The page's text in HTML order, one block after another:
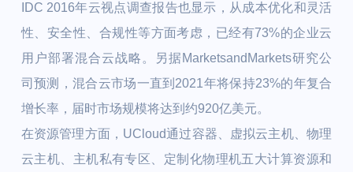
IDC 2016年云视点调查报告也显示，从成本优化和灵活
性、安全性、合规性等方面考虑，已经有73%的企业云
用户部署混合云战略。另据MarketsandMarkets研究公
司预测，混合云市场一直到2021年将保持23%的年复合
增长率，届时市场规模将达到约920亿美元。
在资源管理方面，UCloud通过容器、虚拟云主机、物理
云主机、主机私有专区、定制化物理机五大计算资源和